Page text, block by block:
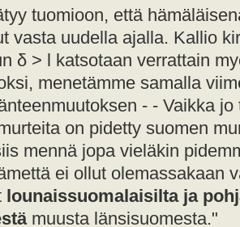
tuomioon, että
vasta uudella ajalla. Kallio
δ > l katsotaan verrattain
menetämme samalla
- - Vaikka jo
on pidetty suomen
mennä jopa vieläkin
ei ollut olemassakaan
lounaissuomalaisilta ja
muusta länsisuomesta."